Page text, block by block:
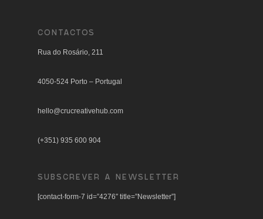
CONTACTOS
Rua do Rosário, 211
4050-524 Porto – Portugal
hello@crucreativehub.com
(+351) 935 600 904
SUBSCREVER A NEWSLETTER
[contact-form-7 id=”4276″ title=”Newsletter”]